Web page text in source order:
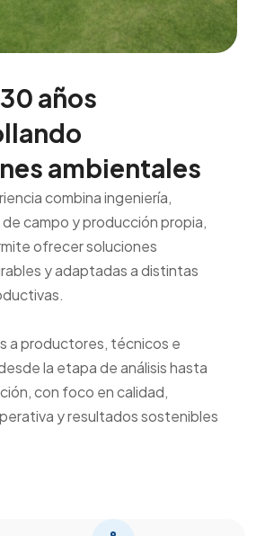
años
ambientales
combina ingeniería,
campo y producción propia,
ofrecer soluciones
y adaptadas a distintas
a productores, técnicos e
la etapa de análisis hasta
con foco en calidad,
y resultados sostenibles